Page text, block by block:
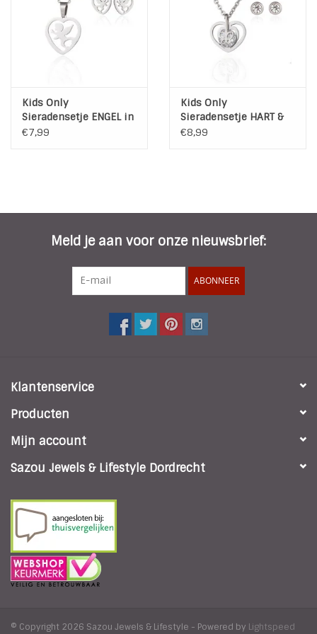
Kids Only
Sieradensetje ENGEL in
HART | Stainless Steel
€7,99
Kids Only
Sieradensetje HART &
ZIRKONIA | Stainless
€8,99
Meld je aan voor onze nieuwsbrief:
ABONNEER
Klantenservice
Producten
Mijn account
Sazou Jewels & Lifestyle Dordrecht
© Copyright 2026 Sazou Jewels & Lifestyle - Powered by Lightspeed